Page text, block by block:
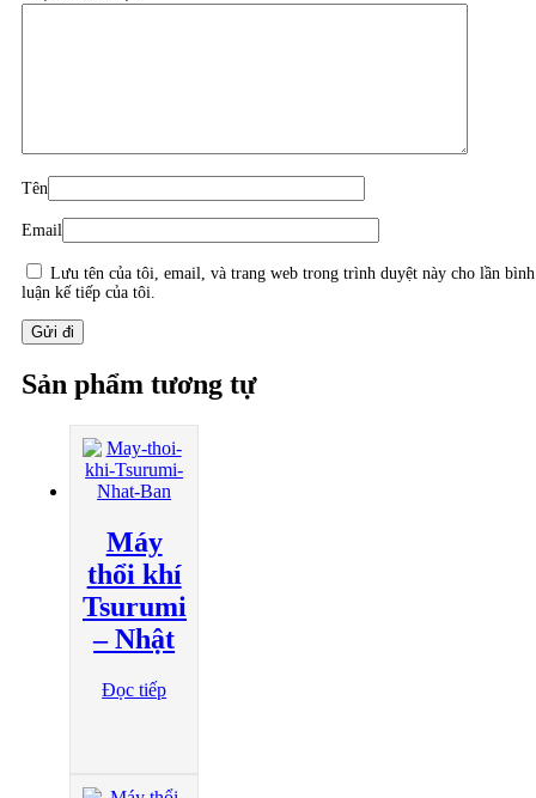
Tên
Email
Lưu tên của tôi, email, và trang web trong trình duyệt này cho lần bình
luận kế tiếp của tôi.
Sản phẩm tương tự
Máy
thổi khí
Tsurumi
– Nhật
Đọc tiếp